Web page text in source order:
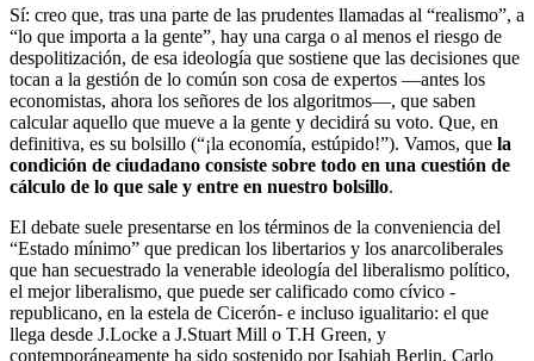
Sí: creo que, tras una parte de las prudentes llamadas al “realismo”, a
“lo que importa a la gente”, hay una carga o al menos el riesgo de
despolitización, de esa ideología que sostiene que las decisiones que
tocan a la gestión de lo común son cosa de expertos —antes los
economistas, ahora los señores de los algoritmos—, que saben
calcular aquello que mueve a la gente y decidirá su voto. Que, en
definitiva, es su bolsillo (“¡la economía, estúpido!”). Vamos, que la
condición de ciudadano consiste sobre todo en una cuestión de
cálculo de lo que sale y entre en nuestro bolsillo.
El debate suele presentarse en los términos de la conveniencia del
“Estado mínimo” que predican los libertarios y los anarcoliberales
que han secuestrado la venerable ideología del liberalismo político,
el mejor liberalismo, que puede ser calificado como cívico -
republicano, en la estela de Cicerón- e incluso igualitario: el que
llega desde J.Locke a J.Stuart Mill o T.H Green, y
contemporáneamente ha sido sostenido por Isahiah Berlin, Carlo